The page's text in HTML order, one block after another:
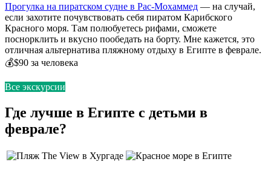
Прогулка на пиратском судне в Рас-Мохаммед — на случай,
если захотите почувствовать себя пиратом Карибского
Красного моря. Там полюбуетесь рифами, сможете
поснорклить и вкусно пообедать на борту. Мне кажется, это
отличная альтернатива пляжному отдыху в Египте в феврале.
💰$90 за человека
Все экскурсии
Где лучше в Египте с детьми в
феврале?